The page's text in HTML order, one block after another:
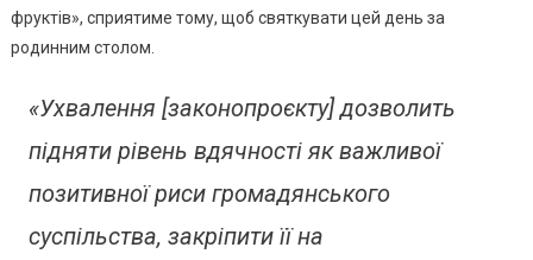
фруктів», сприятиме тому, щоб святкувати цей день за
родинним столом.
«Ухвалення [законопроєкту]дозволить
підняти рівень вдячності як важливої
позитивної риси громадянського
суспільства, закріпити її на